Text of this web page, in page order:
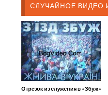
СЛУЧАЙНОЕ ВИДЕО
Отрезок из служения в «Збуж»